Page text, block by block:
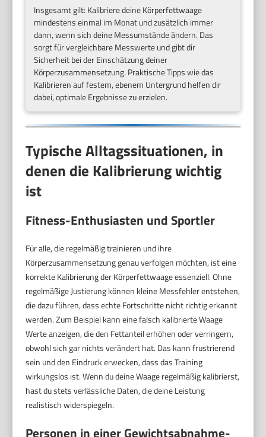
Insgesamt gilt: Kalibriere deine Körperfettwaage
mindestens einmal im Monat und zusätzlich immer
dann, wenn sich deine Messumstände ändern. Das
sorgt für vergleichbare Messwerte und gibt dir
Sicherheit bei der Einschätzung deiner
Körperzusammensetzung. Praktische Tipps wie das
Kalibrieren auf festem, ebenem Untergrund helfen dir
dabei, optimale Ergebnisse zu erzielen.
Typische Alltagssituationen, in
denen die Kalibrierung wichtig
ist
Fitness-Enthusiasten und Sportler
Für alle, die regelmäßig trainieren und ihre
Körperzusammensetzung genau verfolgen möchten, ist eine
korrekte Kalibrierung der Körperfettwaage essenziell. Ohne
regelmäßige Justierung können kleine Messfehler entstehen,
die dazu führen, dass echte Fortschritte nicht richtig erkannt
werden. Zum Beispiel kann eine falsch kalibrierte Waage
Werte anzeigen, die den Fettanteil erhöhen oder verringern,
obwohl sich gar nichts verändert hat. Das kann frustrierend
sein und den Eindruck erwecken, dass das Training
wirkungslos ist. Wenn du deine Waage regelmäßig kalibrierst,
hast du stets verlässliche Daten, die deine Leistung
realistisch widerspiegeln.
Personen in einer Gewichtsabnahme-